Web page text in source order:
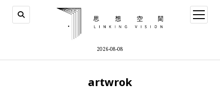
2026-08-08
open
menu
artwrok